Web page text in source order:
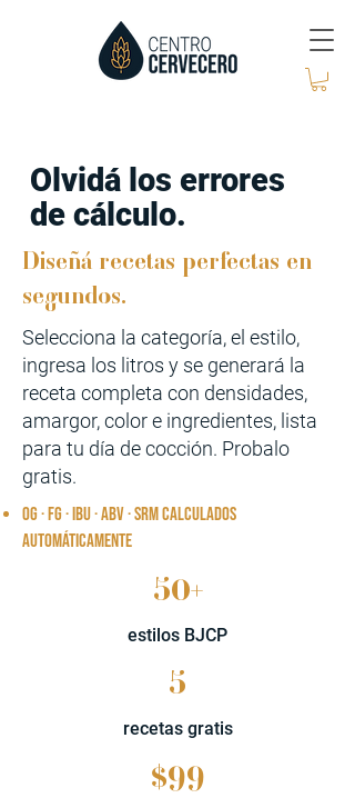
Olvidá los errores
de cálculo.
Diseñá recetas perfectas en
segundos.
Selecciona la categoría, el estilo,
ingresa los litros y se generará la
receta completa con densidades,
amargor, color e ingredientes, lista
para tu día de cocción. Probalo
gratis.
OG · FG · IBU · ABV · SRM calculados
automáticamente
50+
estilos BJCP
5
recetas gratis
$99